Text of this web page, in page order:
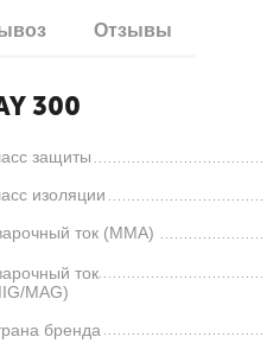
Отзывы
300
защиты
изоляции
ток (MMA)
ток
MAG)
бренда